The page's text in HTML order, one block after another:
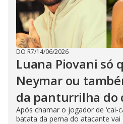
DO R7/14/06/2026
Luana Piovani só
Neymar ou
da panturrilha do
Após chamar o jogador de ‘cai-
batata da perna do atacante